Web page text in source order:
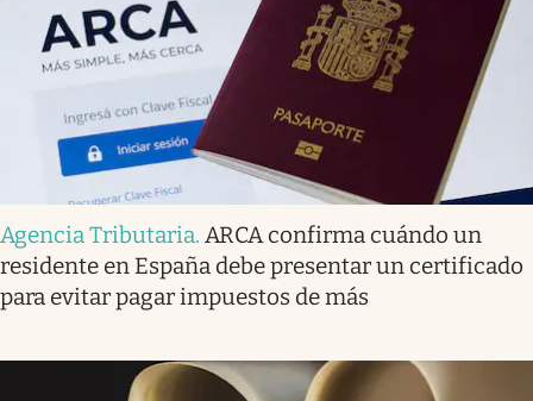
Agencia Tributaria. ARCA confirma cuándo un
residente en España debe presentar un certificado
para evitar pagar impuestos de más